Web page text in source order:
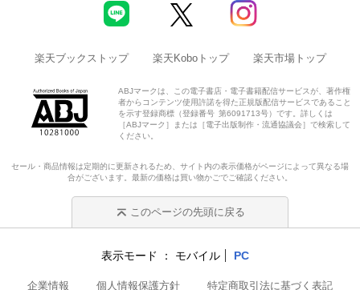
楽天ブックストップ 楽天Koboトップ 楽天市場トップ
ABJマークは、この電子書店・電子書籍配信サービスが、著作権
者からコンテンツ使用許諾を得た正規版配信サービスであること
を示す登録商標（登録番号 第6091713号）です。詳しくは
［ABJマーク］または［電子出版制作・流通協議会］で検索して
ください。
セール・商品情報は定期的に更新されるため、サイト内の表示価格がページによって異なる場
合がございます。最新の価格は買い物かごでご確認ください。
このページの先頭に戻る
表示モード モバイル PC
企業情報 個人情報保護方針 特定商取引法に基づく表記